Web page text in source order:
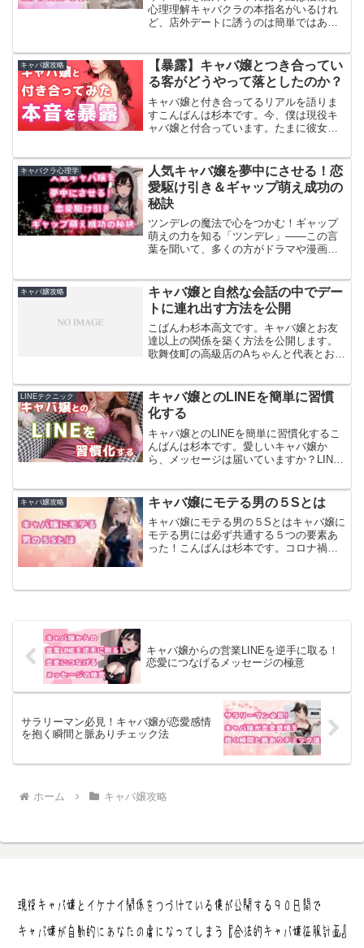
心理理解キャバクラの本指名がいるけれ
ど、店外デートに誘うのは簡単ではあり
心を持つのが普通です。しかし、信頼を
築き、心理を理解したアプ...
キャバ嬢攻略
【暴露】キャバ嬢とつき合ってい
る客がどうやって落としたのか？
キャバ嬢と付き合ってるリアルを語りま
すこんばんは杉本です。今、僕は現役キ
ャバ嬢と付合っています。たまに彼女が
の後…したりしてます。キャバ嬢の彼女
のことこんな感じの子です...
キャバクラ心理学
人気キャバ嬢を夢中にさせる！恋
愛駆け引き＆ギャップ萌え成功の
秘訣
ツンデレの魔法で心をつかむ！ギャップ
萌えの力を知る「ツンデレ」――この言
葉を聞いて、多くの方がドラマや漫画の
ふとした瞬間に優しさや親しみを見せる
キャラクターが、見る人の心...
キャバ嬢攻略
キャバ嬢と自然な会話の中でデー
トに連れ出す方法を公開
こばんわ杉本高文です。キャバ嬢とお友
達以上の関係を築く方法を公開します。
歌舞伎町の高級店のAちゃんと代表とおな
ていただけるとあなたはもう「お客さん
から」お友達まで行け...
LINEテクニック
キャバ嬢とのLINEを簡単に習慣
化する
キャバ嬢とのLINEを簡単に習慣化するこ
んばんは杉本です。愛しいキャバ嬢か
ら、メッセージは届いていますか？LINE
に有効活用しましょう。もはやLINEを使
わずにはキャバ...
キャバ嬢攻略 キャバ嬢にモテる男の５Sとは
キャバ嬢にモテる男の５Sとはキャバ嬢に
モテる男には必ず共通する５つの要素あ
った！こんばんは杉本です。コロナ禍の
キャバ嬢からの営業LINEを逆手に取る！
恋愛につなげるメッセージの極意
サラリーマン必見！キャバ嬢が恋愛感情
を抱く瞬間と脈ありチェック法
ホーム キャバ嬢攻略